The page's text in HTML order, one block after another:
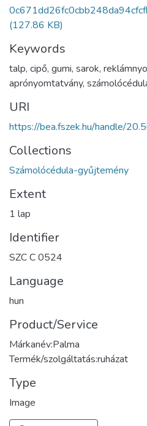
(127.86 KB)
Keywords
talp, cipő, gumi, sarok,
aprónyomtatvány,
URI
https://bea.fszek.hu/handle/
Collections
Számolócédula-gyűjtemény
Extent
1 lap
Identifier
SZC C 0524
Language
hun
Product/Service
Márkanév:Palma
Termék/szolgáltatás:ruházat
Type
Image